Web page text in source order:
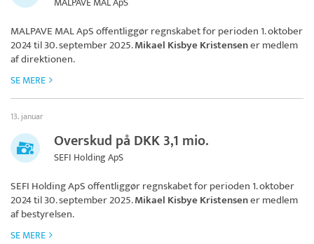
MALPAVE MAL ApSoffentliggør regnskabet for perioden 1. oktober
2024 til 30. september 2025.Mikael Kisbye Kristensener medlem
af direktionen.
SE MERE
13. januar
Overskud på DKK 3,1 mio.
SEFI Holding ApS
SEFI Holding ApSoffentliggør regnskabet for perioden 1. oktober
2024 til 30. september 2025.Mikael Kisbye Kristensener medlem
af bestyrelsen.
SE MERE